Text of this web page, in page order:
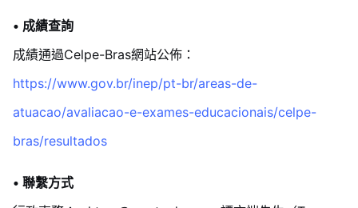
• 成績查詢
成績通過Celpe-Bras網站公佈：
https://www.gov.br/inep/pt-br/areas-de-
atuacao/avaliacao-e-exames-educacionais/celpe-
bras/resultados
• 聯繫方式